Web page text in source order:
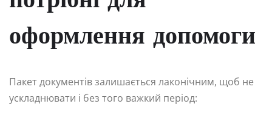
оформлення допомоги
Пакет документів залишається лаконічним, щоб не
ускладнювати і без того важкий період: